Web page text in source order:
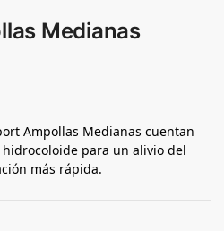
Medianas
Ampollas Medianas cuentan
para un alivio del
más rápida.